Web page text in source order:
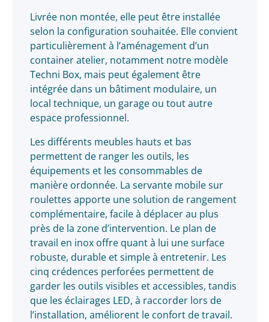
Livrée non montée, elle peut être installée
selon la configuration souhaitée. Elle convient
particulièrement à l’aménagement d’un
container atelier, notamment notre modèle
Techni Box, mais peut également être
intégrée dans un bâtiment modulaire, un
local technique, un garage ou tout autre
espace professionnel.
Les différents meubles hauts et bas
permettent de ranger les outils, les
équipements et les consommables de
manière ordonnée. La servante mobile sur
roulettes apporte une solution de rangement
complémentaire, facile à déplacer au plus
près de la zone d’intervention. Le plan de
travail en inox offre quant à lui une surface
robuste, durable et simple à entretenir. Les
cinq crédences perforées permettent de
garder les outils visibles et accessibles, tandis
que les éclairages LED, à raccorder lors de
l’installation, améliorent le confort de travail.